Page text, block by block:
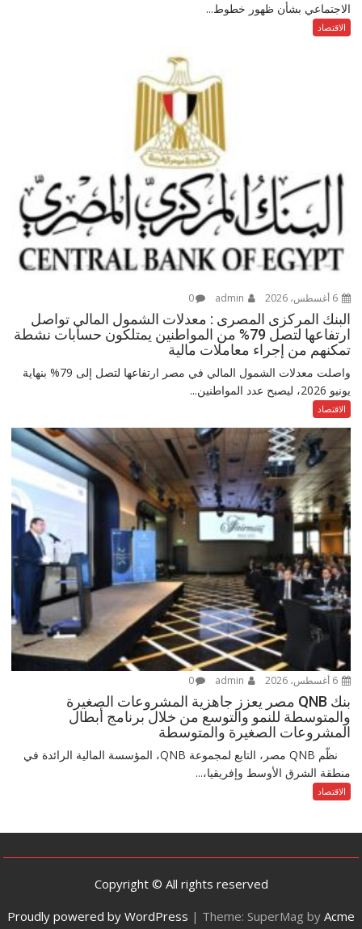
الاجتماعي بشأن ظهور خطوط...
الاقتصاد
6 أغسطس، 2026 0
البنك المركزى المصرى : معدلات الشمول المالي تواصل
ارتفاعها لتصل 79% من المواطنين يمتلكون حسابات نشطة
تمكنهم من إجراء معاملات مالية
واصلت معدلات الشمول المالي في مصر ارتفاعها لتصل إلى 79% بنهاية
يونيو 2026، ليصبح عدد المواطنين...
الاقتصاد
6 أغسطس، 2026 0
بنك QNB مصر يعزز جاهزية المشروعات الصغيرة
والمتوسطة للنمو والتوسع من خلال برنامج أبطال
المشروعات الصغيرة والمتوسطة
نظّم QNB مصر، التابع لمجموعة QNB، المؤسسة المالية الرائدة في
منطقة الشرق الأوسط وإفريقيا،...
الاقتصاد
Copyright © All rights reserved
Proudly powered by WordPress | Theme: SuperMag by Acme